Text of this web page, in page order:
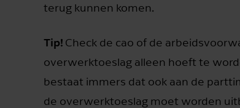
terug kunnen komen.
Tip! Check de cao of de
overwerktoeslag alleen hoeft te
bestaat immers dat ook aan de
de overwerktoeslag moet worden